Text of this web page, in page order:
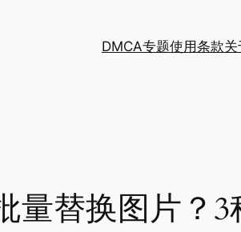
DMCA专题使用条款关
量替换图片？